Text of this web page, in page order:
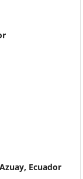
Ecuador